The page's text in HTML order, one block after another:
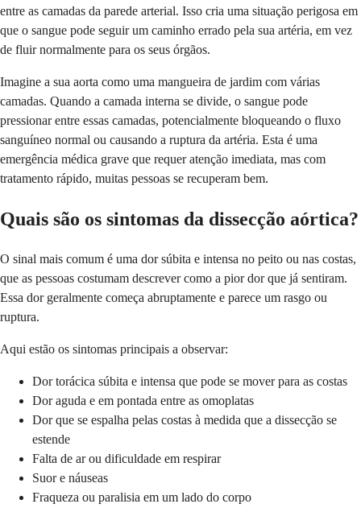
entre as camadas da parede arterial. Isso cria uma situação perigosa em
que o sangue pode seguir um caminho errado pela sua artéria, em vez
de fluir normalmente para os seus órgãos.
Imagine a sua aorta como uma mangueira de jardim com várias
camadas. Quando a camada interna se divide, o sangue pode
pressionar entre essas camadas, potencialmente bloqueando o fluxo
sanguíneo normal ou causando a ruptura da artéria. Esta é uma
emergência médica grave que requer atenção imediata, mas com
tratamento rápido, muitas pessoas se recuperam bem.
Quais são os sintomas da dissecção aórtica?
O sinal mais comum é uma dor súbita e intensa no peito ou nas costas,
que as pessoas costumam descrever como a pior dor que já sentiram.
Essa dor geralmente começa abruptamente e parece um rasgo ou
ruptura.
Aqui estão os sintomas principais a observar:
Dor torácica súbita e intensa que pode se mover para as costas
Dor aguda e em pontada entre as omoplatas
Dor que se espalha pelas costas à medida que a dissecção se
estende
Falta de ar ou dificuldade em respirar
Suor e náuseas
Fraqueza ou paralisia em um lado do corpo